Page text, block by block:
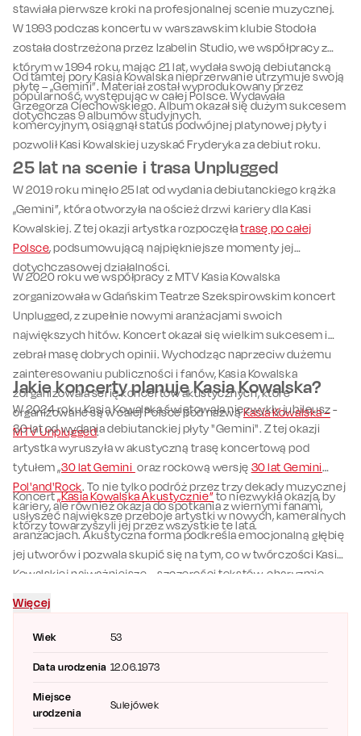
Wiek 53
Data urodzenia 12.06.1973
Miejsce
urodzenia
Sulejówek
stawiała pierwsze kroki na profesjonalnej scenie muzycznej.
W 1993 podczas koncertu w warszawskim klubie Stodoła
została dostrzeżona przez Izabelin Studio, we współpracy z
którym w 1994 roku, mając 21 lat, wydała swoją debiutancką
płytę – „Gemini”. Materiał został wyprodukowany przez
Grzegorza Ciechowskiego. Album okazał się dużym sukcesem
komercyjnym, osiągnął status podwójnej platynowej płyty i
pozwolił Kasi Kowalskiej uzyskać Fryderyka za debiut roku.
Od tamtej pory Kasia Kowalska nieprzerwanie utrzymuje swoją
popularność, występując w całej Polsce. Wydawała
dotychczas 9 albumów studyjnych.
25 lat na scenie i trasa Unplugged
W 2019 roku minęło 25 lat od wydania debiutanckiego krążka
„Gemini”, która otworzyła na oścież drzwi kariery dla Kasi
Kowalskiej. Z tej okazji artystka rozpoczęłatrasę po całej
Polsce, podsumowującą najpiękniejsze momenty jej
dotychczasowej działalności.
W 2020 roku we współpracy z MTV Kasia Kowalska
zorganizowała w Gdańskim Teatrze Szekspirowskim koncert
Unplugged, z zupełnie nowymi aranżacjami swoich
największych hitów. Koncert okazał się wielkim sukcesem i
zebrał masę dobrych opinii. Wychodząc naprzeciw dużemu
zainteresowaniu publiczności i fanów, Kasia Kowalska
zorganizowała serię koncertów akustycznych, które
organizowane są w całej Polsce pod nazwąKasia Kowalska –
MTV Unplugged.
Jakie koncerty planuje Kasia Kowalska?
W 2024 roku Kasia Kowalska świętowała niezwykły jubileusz -
30 lat od wydania debiutanckiej płyty "Gemini". Z tej okazji
artystka wyruszyła w akustyczną trasę koncertową pod
tytułem „30 lat Gemini oraz rockową wersję 30 lat Gemini
Pol'and'Rock. To nie tylko podróż przez trzy dekady muzycznej
kariery, ale również okazja do spotkania z wiernymi fanami,
którzy towarzyszyli jej przez wszystkie te lata.
Koncert„Kasia Kowalska Akustycznie”to niezwykła okazja, by
usłyszeć największe przeboje artystki w nowych, kameralnych
aranżacjach. Akustyczna forma podkreśla emocjonalną głębię
jej utworów i pozwala skupić się na tym, co w twórczości Kasi
Kowalskiej najważniejsze – szczerości tekstów, charyzmie
pełną refleksji i wrażliwości, które z pewnością poruszy serca
publiczności.
Więcej